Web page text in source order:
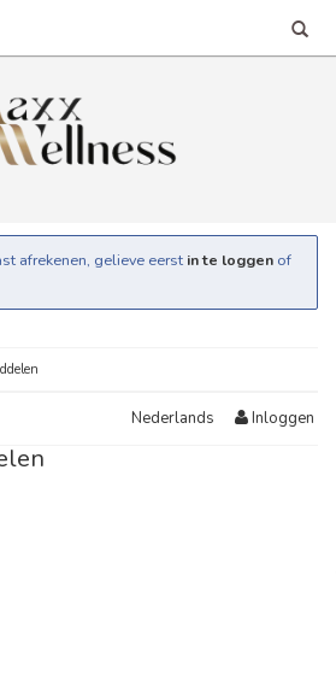
afrekenen, gelieve eerst in te loggen of
Nederlands Inloggen